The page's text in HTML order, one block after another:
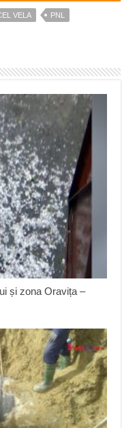
VELA
PNL
și zona Oravița –